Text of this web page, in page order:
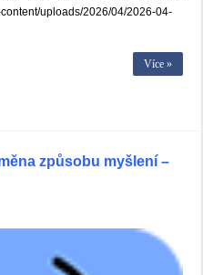
uploads/2026/04/2026-04-
Více »
způsobu myšlení –